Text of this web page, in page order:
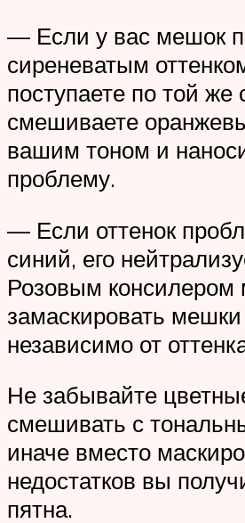
— Если у вас мешок
сиреневатым
поступаете по той
смешиваете
вашим тоном и
проблему.
— Если оттенок
синий, его
Розовым консилером
замаскировать
независимо от
Не забывайте
смешивать с
иначе вместо
недостатков вы
пятна.